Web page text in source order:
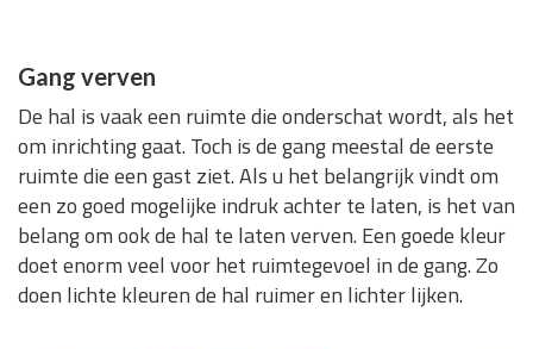
Gang verven
De hal is vaak een ruimte die onderschat wordt, als het
om inrichting gaat. Toch is de gang meestal de eerste
ruimte die een gast ziet. Als u het belangrijk vindt om
een zo goed mogelijke indruk achter te laten, is het van
belang om ook de hal te laten verven. Een goede kleur
doet enorm veel voor het ruimtegevoel in de gang. Zo
doen lichte kleuren de hal ruimer en lichter lijken.